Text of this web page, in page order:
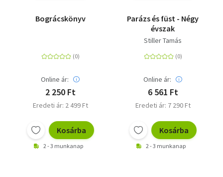
Bográcskönyv
Online ár:
2 250 Ft
Eredeti ár: 2 499 Ft
Kosárba
2 - 3 munkanap
Parázs és füst - Négy
évszak
Stiller Tamás
Online ár:
6 561 Ft
Eredeti ár: 7 290 Ft
Kosárba
2 - 3 munkanap